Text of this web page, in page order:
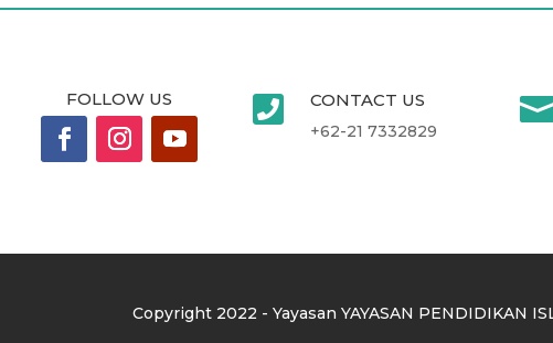
FOLLOW US  CONTACT US
+62-21 7332829
Copyright 2022 - Yayasan YAYASAN PENDIDIKAN